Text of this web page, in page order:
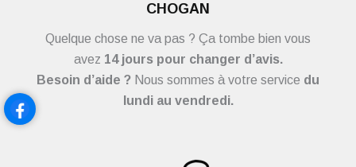
CHOGAN
Quelque chose ne va pas ? Ça tombe bien vous
avez 14 jours pour changer d’avis.
Besoin d’aide ? Nous sommes à votre service du
lundi au vendredi.